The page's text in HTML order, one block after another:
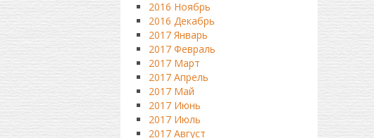
2016 Ноябрь
2016 Декабрь
2017 Январь
2017 Февраль
2017 Март
2017 Апрель
2017 Май
2017 Июнь
2017 Июль
2017 Август